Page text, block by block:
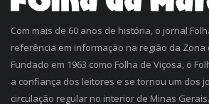
Com mais de 60 anos de história, o jornal
referência em informação na região da Zona
Fundado em 1963 como Folha de Viçosa, o
a confiança dos leitores e se tornou um dos
circulação regular no interior de Minas Gerais.